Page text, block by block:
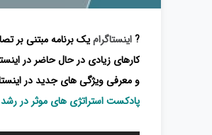
?اینستاگرامیک برنامه مبتنی بر
کارهای زیادی در حال حاضر در
و معرفی ویژگی های جدید در
پادکست استراتژی های موثر در رشد